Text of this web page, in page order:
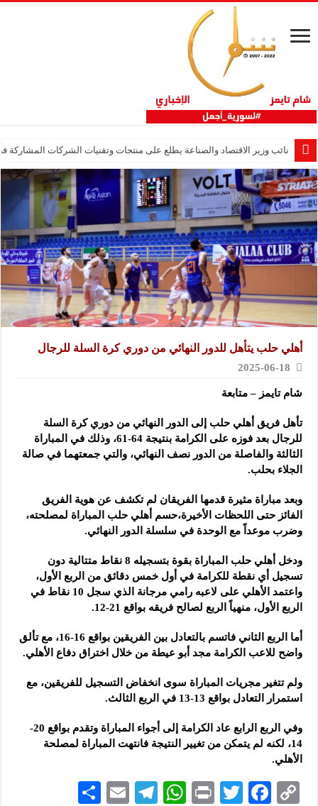
نائب وزير الاقتصاد والصناعة يطلع على منتجات وتقنيات الشركات المشاركة في
أهلي حلب يتأهل للدور النهائي من دوري كرة السلة للرجال
2025-06-18
شام تايمز – متابعة
تأهل فريق أهلي حلب إلى الدور النهائي من دوري كرة السلة
للرجال بعد فوزه على الكرامة بنتيجة 64-61
، وذلك في المباراة
الثالثة والفاصلة من الدور نصف النهائي، والتي جمعتهما في صالة
الجلاء بحلب.
وبعد مباراة مثيرة قدمها الفريقان لم تكشف عن هوية الفريق
الفائز حتى اللحظات الأخيرة،حسم أهلي حلب المباراة لمصلحته،
وضرب موعداً مع الوحدة في سلسلة الدور النهائي.
ودخل أهلي حلب المباراة بقوة بتسجيله 8 نقاط متتالية دون
تسجيل أي نقطة للكرامة في أول خمس دقائق من الربع الأول،
واعتمد الأهلي على لاعبه رامي مرجانة الذي سجل 10 نقاط في
الربع الأول، منهياً الربع لصالح فريقه بواقع 21-12.
أما الربع الثاني فاتسم بالتعادل بين الفريقين بواقع 16-16، مع تألق
واضح للاعب الكرامة مجد أبو عيطة من خلال اختراق دفاع الأهلي.
ولم تتغير مجريات المباراة سوى انخفاض التسجيل للفريقين، مع
استمرار التعادل بواقع 13-13 في الربع الثالث.
وفي الربع الرابع عاد الكرامة إلى أجواء المباراة وتقدم بواقع 20-
14، لكنه لم يتمكن من تغيير النتيجة فانتهت المباراة لمصلحة
الأهلي.
C
F
T
P
W
Te
E